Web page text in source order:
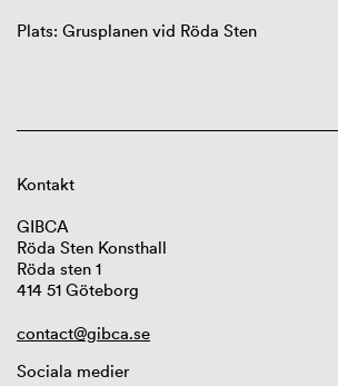
Plats: Grusplanen vid Röda Sten
Kontakt
GIBCA
Röda Sten Konsthall
Röda sten 1
414 51 Göteborg
contact@gibca.se
Sociala medier